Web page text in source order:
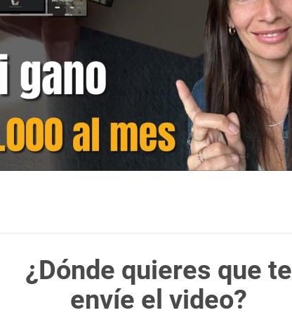
¿Dónde quieres que te
envíe el video?